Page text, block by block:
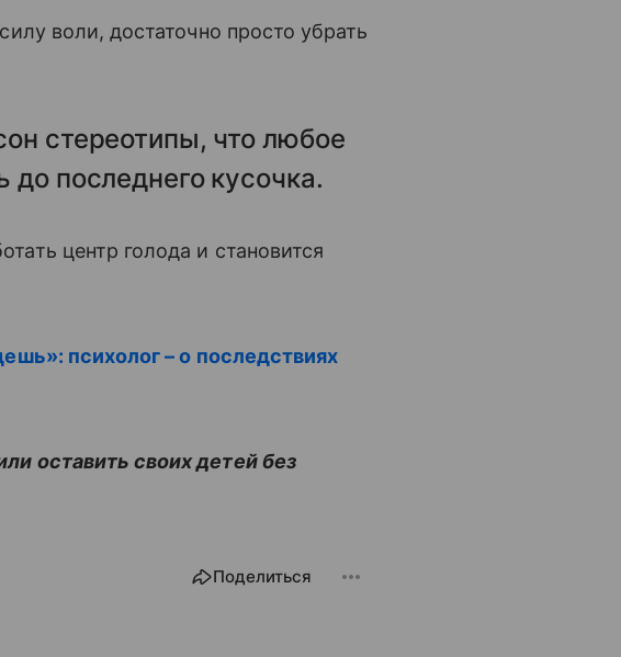
воли, достаточно просто убрать
стереотипы, что любое
последнего кусочка.
центр голода и становится
психолог – о последствиях
оставить своих детей без
Поделиться